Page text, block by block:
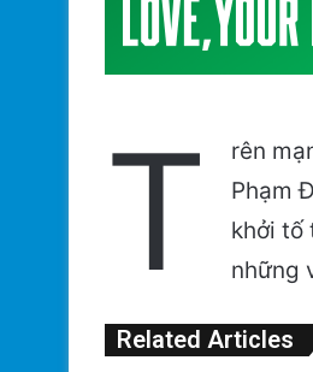
T
rên
Phạm
khởi tố
những
Related Articles